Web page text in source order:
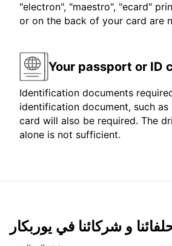
"electron", "maestro", "ecard"
or on the back of your card are
Your passport or ID
Identification documents
identification document, such
card will also be required. The
alone is not sufficient.
و شركائنا في يوربكار